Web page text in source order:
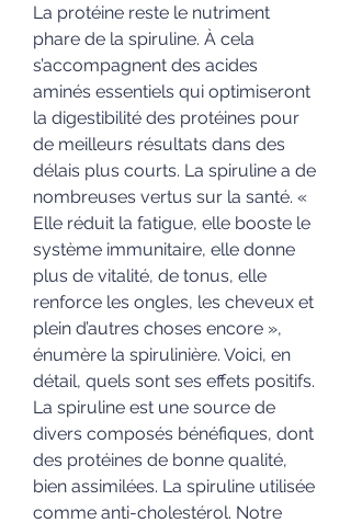
La protéine reste le nutriment
phare de la spiruline. À cela
s’accompagnent des acides
aminés essentiels qui optimiseront
la digestibilité des protéines pour
de meilleurs résultats dans des
délais plus courts. La spiruline a de
nombreuses vertus sur la santé. «
Elle réduit la fatigue, elle booste le
système immunitaire, elle donne
plus de vitalité, de tonus, elle
renforce les ongles, les cheveux et
plein d’autres choses encore »,
énumère la spirulinière. Voici, en
détail, quels sont ses effets positifs.
La spiruline est une source de
divers composés bénéfiques, dont
des protéines de bonne qualité,
bien assimilées. La spiruline utilisée
comme anti-cholestérol. Notre